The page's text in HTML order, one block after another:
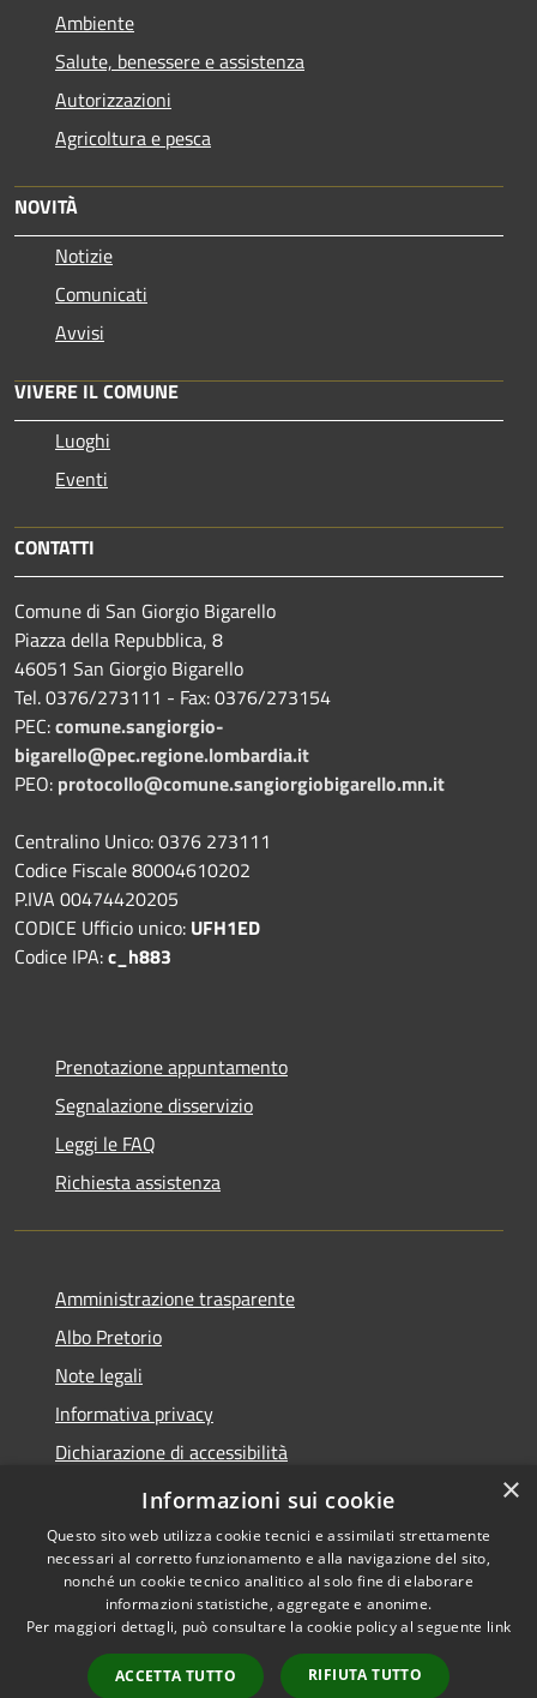
Ambiente
Salute, benessere e assistenza
Autorizzazioni
Agricoltura e pesca
NOVITÀ
Notizie
Comunicati
Avvisi
VIVERE IL COMUNE
Luoghi
Eventi
CONTATTI
Comune di San Giorgio Bigarello
Piazza della Repubblica, 8
46051 San Giorgio Bigarello
Tel. 0376/273111 - Fax: 0376/273154
PEC:comune.sangiorgio-
bigarello@pec.regione.lombardia.it
PEO: protocollo@comune.sangiorgiobigarello.mn.it
Centralino Unico: 0376 273111
Codice Fiscale 80004610202
P.IVA 00474420205
CODICE Ufficio unico: UFH1ED
Codice IPA:c_h883
Prenotazione appuntamento
Segnalazione disservizio
Leggi le FAQ
Richiesta assistenza
Amministrazione trasparente
Albo Pretorio
Note legali
Informativa privacy
Dichiarazione di accessibilità
Obiettivi di accessibilità
Accessibilità
Copyright © 2026 • Comune di
San Giorgio Bigarello •
Powered byMunicipium
×
Informazioni sui cookie
Questo sito web utilizza cookie tecnici e assimilati strettamente
necessari al corretto funzionamento e alla navigazione del sito,
nonché un cookie tecnico analitico al solo fine di elaborare
informazioni statistiche, aggregate e anonime.
Per maggiori dettagli, può consultare la cookie policy al seguente link
ACCETTA TUTTO RIFIUTA TUTTO